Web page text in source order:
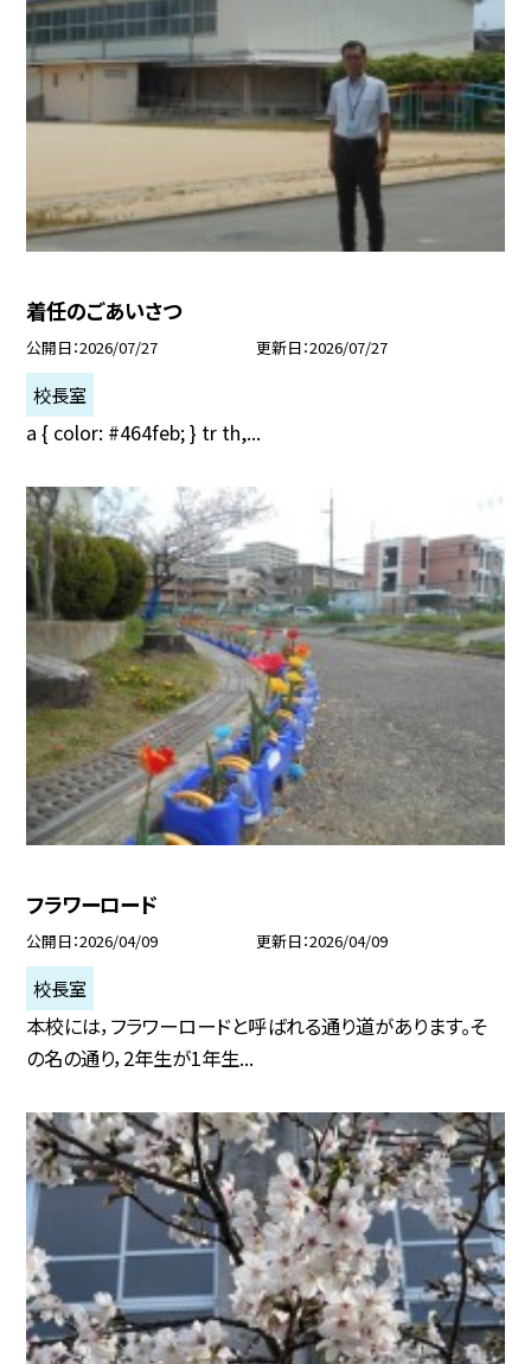
着任のごあいさつ
公開日 2026/07/27 更新日 2026/07/27
校長室
a { color: #464feb; } tr th,...
フラワーロード
公開日 2026/04/09 更新日 2026/04/09
校長室
本校には，フラワーロードと呼ばれる通り道があります。そ
の名の通り，2年生が1年生...